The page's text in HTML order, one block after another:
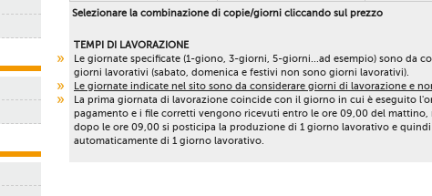
Selezionare la combinazione di copie/giorni cliccando sul prezzo
TEMPI DI LAVORAZIONE
Le giornate specificate (1-giono, 3-giorni, 5-giorni...ad esempio) sono da
giorni lavorativi (sabato, domenica e festivi non sono giorni lavorativi).
Le giornate indicate nel sito sono da considerare giorni di lavorazione e
La prima giornata di lavorazione coincide con il giorno in cui è eseguito
pagamento e i file corretti vengono ricevuti entro le ore 09,00 del mattino,
dopo le ore 09,00 si posticipa la produzione di 1 giorno lavorativo e
automaticamente di 1 giorno lavorativo.